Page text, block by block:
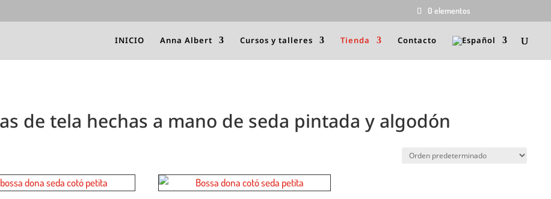
0 elementos
INICIO Anna Albert Cursos y talleres Tienda Contacto
de tela hechas a mano de seda pintada y algodón